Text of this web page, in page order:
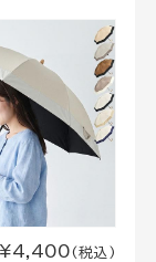
¥4,400(税込)